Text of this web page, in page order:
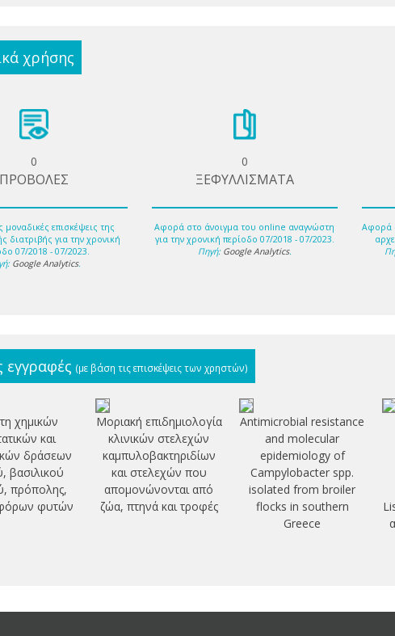
χρήσης
0
ΠΡΟΒΟΛΕΣ
επισκέψεις της
διατριβής για την χρονική
07/2018 - 07/2023.
Google Analytics.
0
ΞΕΦΥΛΛΙΣΜΑΤΑ
Αφορά στο άνοιγμα του online αναγνώστη
για την χρονική περίοδο 07/2018 - 07/2023.
Πηγή: Google Analytics.
Αφορά
εγγραφές (με βάση τις επισκέψεις των χρηστών)
χημικών
και
δράσεων
βασιλικού
πρόπολης,
φυτών
Μοριακή επιδημιολογία
κλινικών στελεχών
καμπυλοβακτηριδίων
και στελεχών που
απομονώνονται από
ζώα, πτηνά και τροφές
Antimicrobial resistance
and molecular
epidemiology of
Campylobacter spp.
isolated from broiler
flocks in southern
Greece